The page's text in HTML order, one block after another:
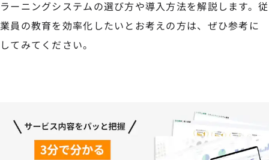
ラーニングシステムの選び方や導入方法を解説します。従
業員の教育を効率化したいとお考えの方は、ぜひ参考に
してみてください。